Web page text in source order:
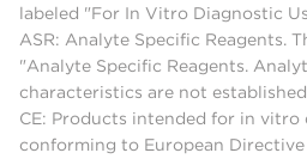
labeled "For In Vitro Diagnostic
ASR: Analyte Specific Reagents.
"Analyte Specific Reagents.
characteristics are not
CE: Products intended for in vitro
conforming to European